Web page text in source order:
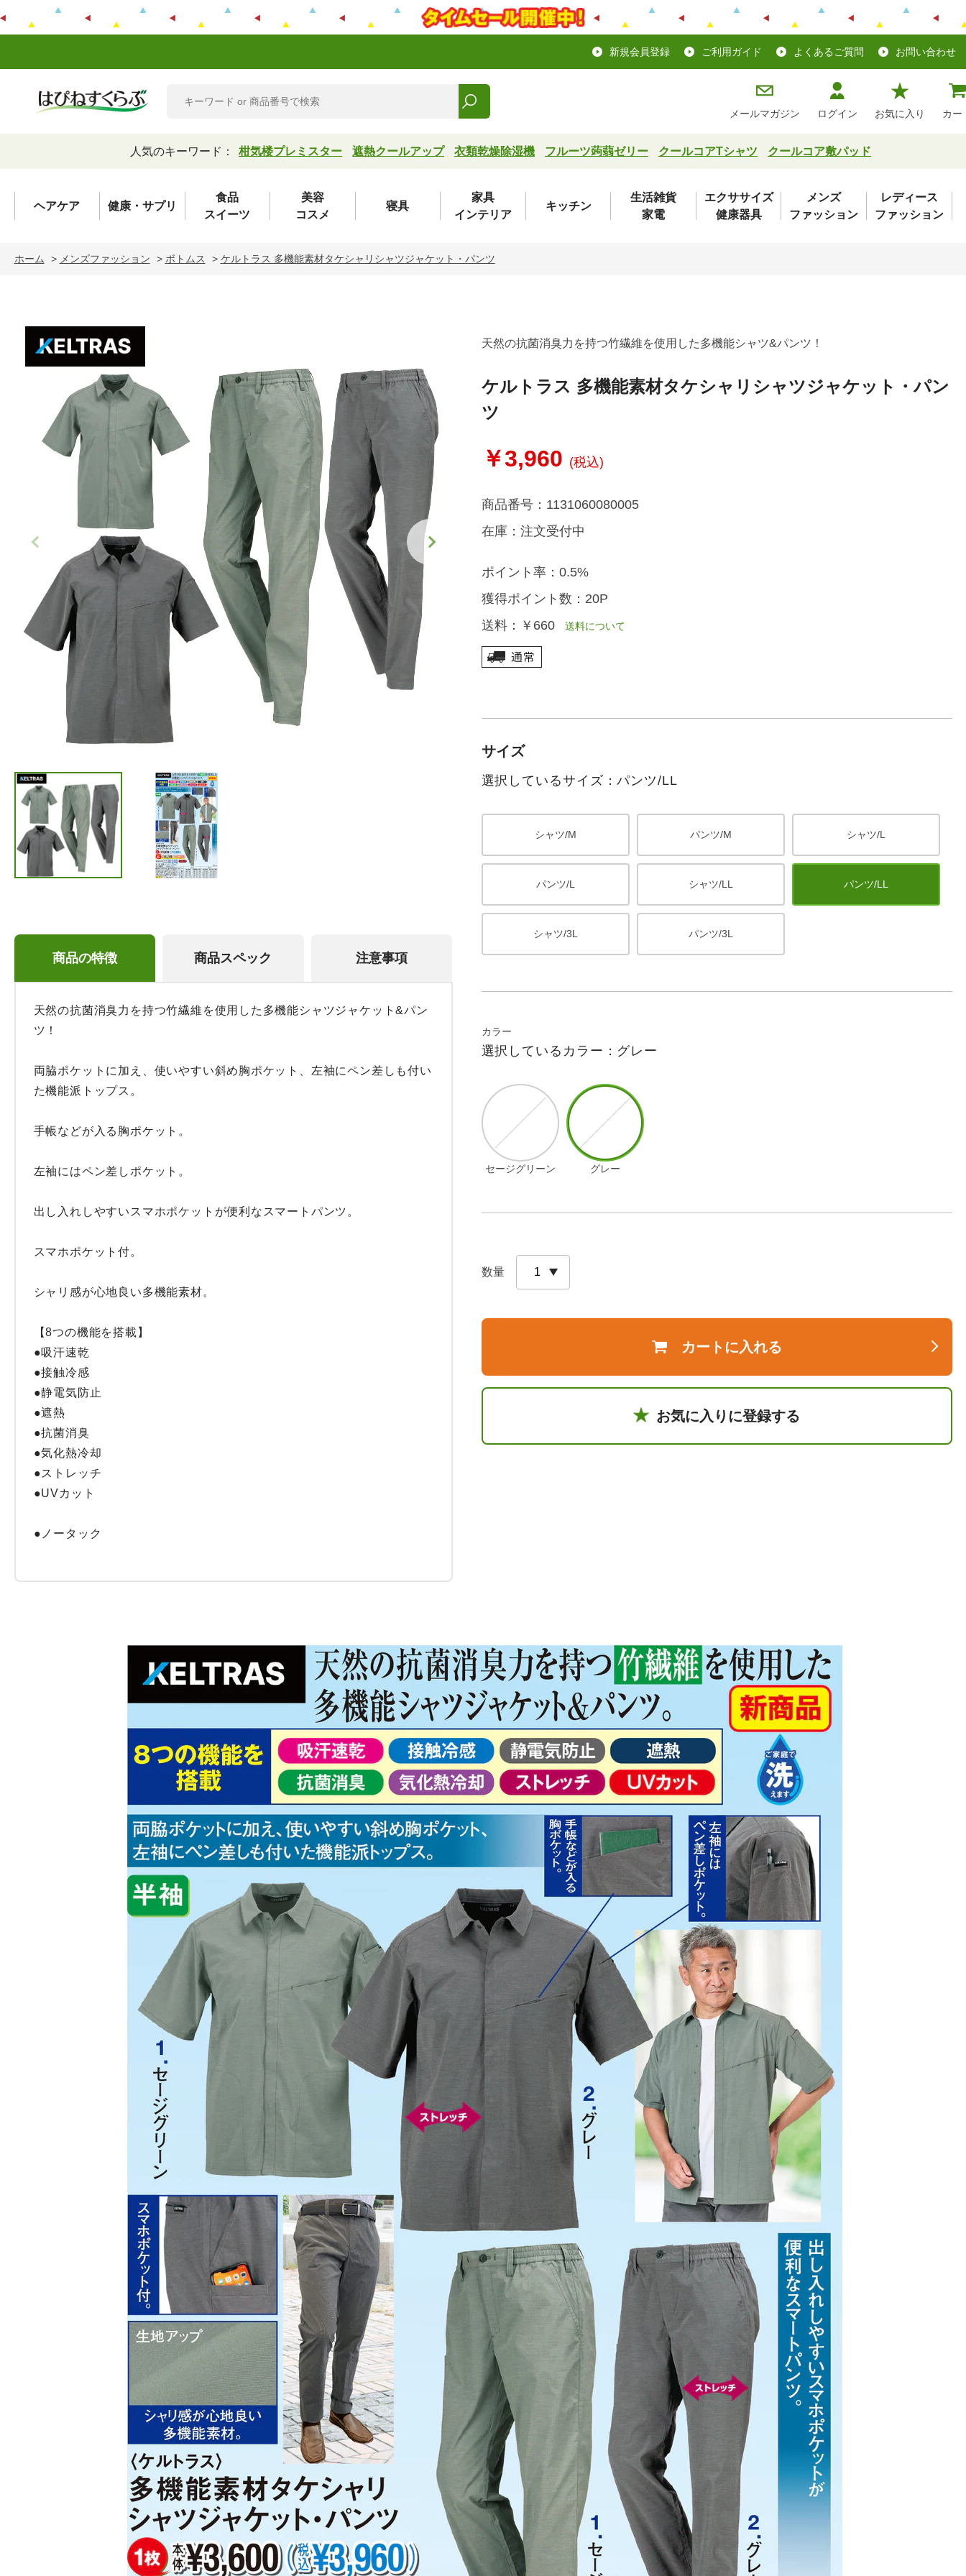
新規会員登録 ご利用ガイド よくあるご質問 お問い合わせ
メールマガジン ログイン お気に入り カー
人気のキーワード： 柑気楼プレミスター 遮熱クールアップ 衣類乾燥除湿機 フルーツ蒟蒻ゼリー クールコアTシャツ クールコア敷パッド
ヘアケア 健康・サプリ
食品
スイーツ
美容
コスメ
寝具
家具
インテリア
キッチン
生活雑貨
家電
エクササイズ
健康器具
メンズ
ファッション
レディース
ファッション
ホーム > メンズファッション > ボトムス > ケルトラス 多機能素材タケシャリシャツジャケット・パンツ
商品の特徴 商品スペック 注意事項
天然の抗菌消臭力を持つ竹繊維を使用した多機能シャツジャケット&パン
ツ！
両脇ポケットに加え、使いやすい斜め胸ポケット、左袖にペン差しも付い
た機能派トップス。
手帳などが入る胸ポケット。
左袖にはペン差しポケット。
出し入れしやすいスマホポケットが便利なスマートパンツ。
スマホポケット付。
シャリ感が心地良い多機能素材。
【8つの機能を搭載】
●吸汗速乾
●接触冷感
●静電気防止
●遮熱
●抗菌消臭
●気化熱冷却
●ストレッチ
●UVカット
●ノータック
天然の抗菌消臭力を持つ竹繊維を使用した多機能シャツ&パンツ！
ケルトラス 多機能素材タケシャリシャツジャケット・パン
ツ
￥3,960 (税込)
商品番号： 1131060080005
在庫： 注文受付中
ポイント率： 0.5%
獲得ポイント数： 20P
送料： ￥660送料について
サイズ
選択しているサイズ：パンツ/LL
シャツ/M パンツ/M シャツ/L
パンツ/L シャツ/LL パンツ/LL
シャツ/3L パンツ/3L
カラー
選択しているカラー：グレー
セージグリーン グレー
数量
カートに入れる
お気に入りに登録する